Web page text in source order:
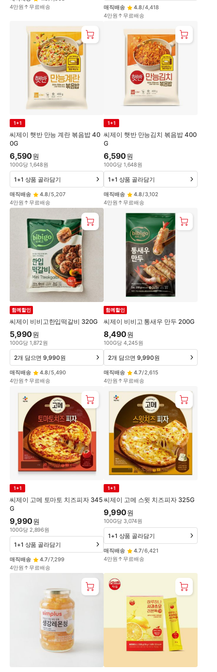
4만원↑무료배송
매직배송 4.8/4,418
4만원↑무료배송
씨제이 햇반 만능 계란 볶음밥 40
0G
1+1
6,590원
100G당 1,648원
매직배송 4.8/5,207
4만원↑무료배송
1+1 상품 골라담기
씨제이 햇반 만능김치 볶음밥 400
G
1+1
6,590원
100G당 1,648원
매직배송 4.8/3,102
4만원↑무료배송
1+1 상품 골라담기
씨제이 비비고한입떡갈비 320G
함께할인
5,990원
100G당 1,872원
매직배송 4.8/5,490
4만원↑무료배송
2개 담으면 9,990원
씨제이 비비고 통새우 만두 200G
함께할인
8,490원
100G당 4,245원
매직배송 4.7/2,615
4만원↑무료배송
2개 담으면 9,990원
씨제이 고메 토마토 치즈피자 345
G
1+1
9,990원
100G당 2,896원
매직배송 4.7/7,299
4만원↑무료배송
1+1 상품 골라담기
씨제이 고메 스윗 치즈피자 325G
1+1
9,990원
100G당 3,074원
매직배송 4.7/6,421
4만원↑무료배송
1+1 상품 골라담기